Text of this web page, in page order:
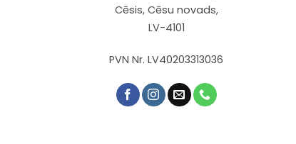
Cēsis, Cēsu novads,
LV-4101
PVN Nr. LV40203313036